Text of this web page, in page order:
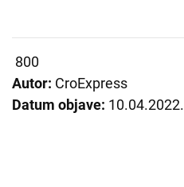
800
Autor: CroExpress
Datum objave: 10.04.2022.